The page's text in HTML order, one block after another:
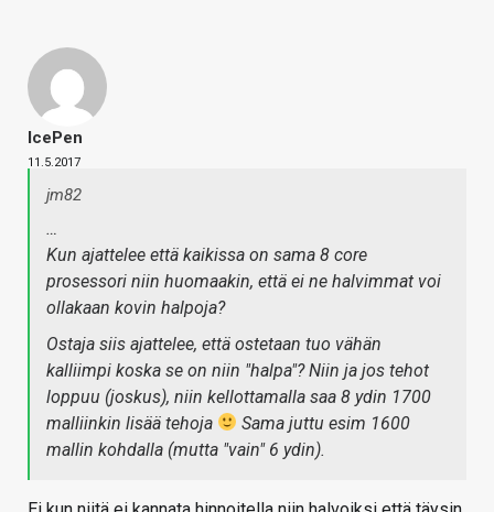
IcePen
11.5.2017
jm82
…
Kun ajattelee että kaikissa on sama 8 core
prosessori niin huomaakin, että ei ne halvimmat voi
ollakaan kovin halpoja?
Ostaja siis ajattelee, että ostetaan tuo vähän
kalliimpi koska se on niin "halpa"? Niin ja jos tehot
loppuu (joskus), niin kellottamalla saa 8 ydin 1700
malliinkin lisää tehoja
Sama juttu esim 1600
mallin kohdalla (mutta "vain" 6 ydin).